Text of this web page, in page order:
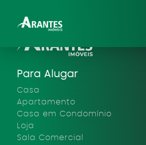
Para Alugar
Casa
Apartamento
Casa em Condomínio
Loja
Sala Comercial